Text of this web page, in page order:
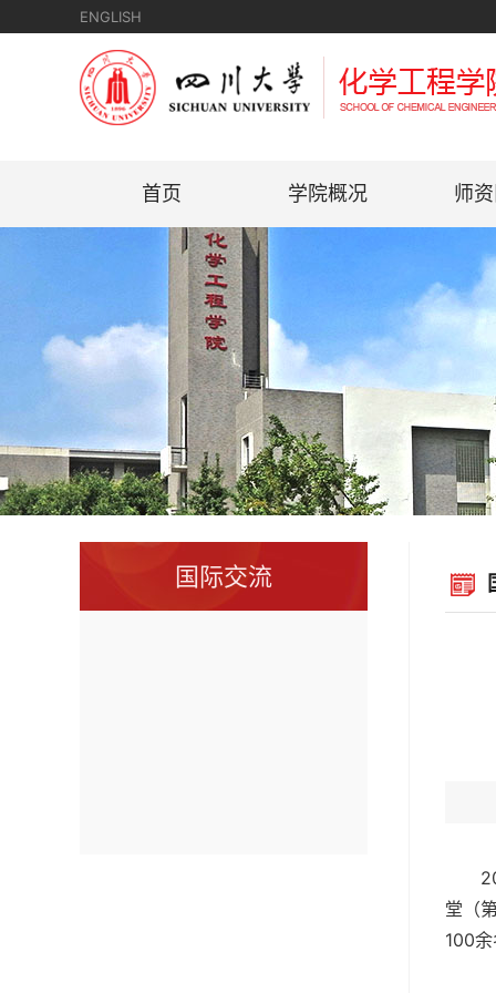
ENGLISH
首页 学院概况 师
国际交流
堂（
100